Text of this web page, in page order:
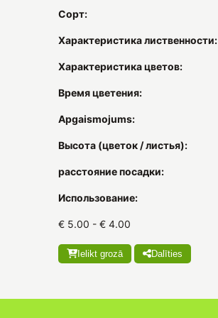
Сорт:
Характеристика лиственности:
Характеристика цветов:
Время цветения:
Apgaismojums:
Высота (цветок / листья):
расстояние посадки:
Использование:
€ 5.00 - € 4.00
Ielikt grozā Dalīties